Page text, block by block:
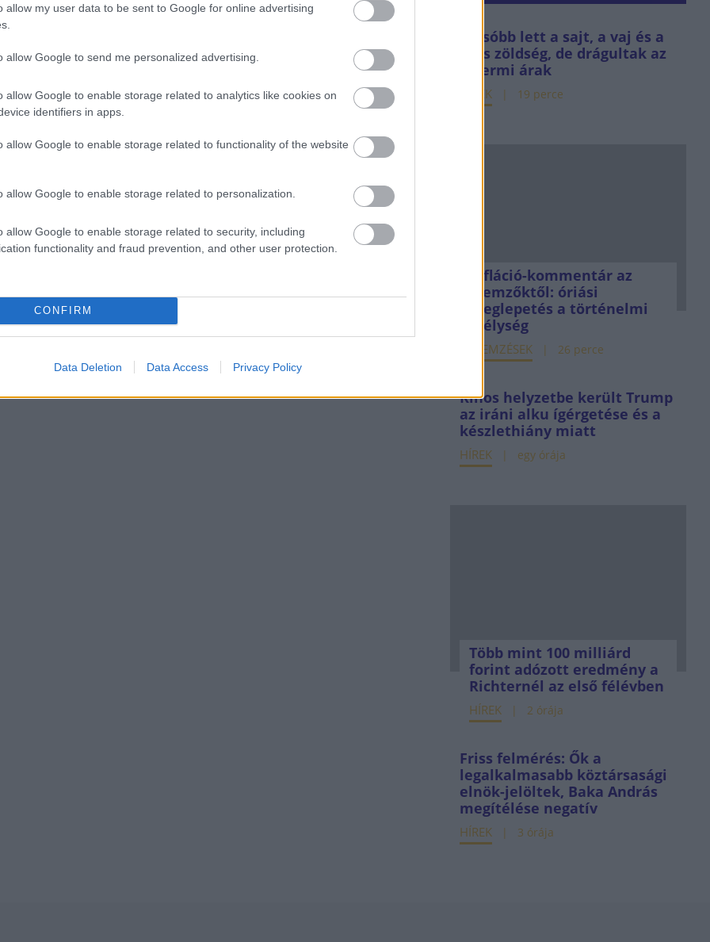
allow my user data to be sent to Google for online advertising
allow Google to send me personalized advertising.
allow Google to enable storage related to analytics like cookies on
identifiers in apps.
allow Google to enable storage related to functionality of the website
allow Google to enable storage related to personalization.
allow Google to enable storage related to security, including
functionality and fraud prevention, and other user protection.
CONFIRM
Data Deletion Data Access Privacy Policy
ADÓZÁS 2025. feb. 7.
Olcsóbb lett a sajt, a vaj és a
friss zöldség, de drágultak az
éttermi árak
HÍREK 19 perce
Infláció-kommentár az
elemzőktől: óriási
meglepetés a történelmi
mélység
ELEMZÉSEK 26 perce
Kínos helyzetbe került Trump
az iráni alku ígérgetése és a
készlethiány miatt
HÍREK egy órája
Több mint 100 milliárd
forint adózott eredmény a
Richternél az első félévben
HÍREK 2 órája
Friss felmérés: Ők a
legalkalmasabb köztársasági
elnök-jelöltek, Baka András
megítélése negatív
HÍREK 3 órája